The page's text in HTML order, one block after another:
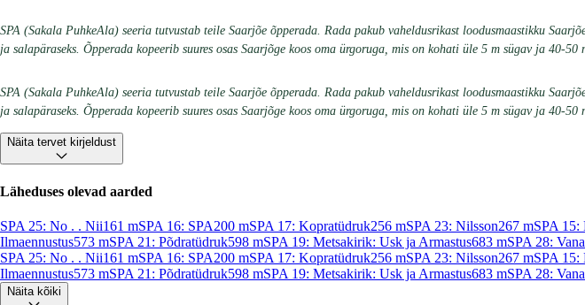
SPA (Sakala PuhkeAla) seeria tutvustab teile Saarjõe õpperada. Rada pakub vaheldusrikast loodusmaastikku
ja salapäraseks. Õpperada kopeerib suures osas Saarjõge koos oma ürgoruga, mis on kohati üle 5 m sügav ja 40-50
SPA (Sakala PuhkeAla) seeria tutvustab teile Saarjõe õpperada. Rada pakub vaheldusrikast loodusmaastikku
ja salapäraseks. Õpperada kopeerib suures osas Saarjõge koos oma ürgoruga, mis on kohati üle 5 m sügav ja 40-50
Näita tervet kirjeldust
Läheduses olevad aarded
SPA 25: No . . Nii161 mSPA 16: SPA200 mSPA 17: Kopratüdruk256 mSPA 23: Nilsson267 mSPA 15:
Ilmaennustus573 mSPA 21: Põdratüdruk598 mSPA 19: Metsakirik: Usk ja Armastus683 mSPA 28:
SPA 25: No . . Nii161 mSPA 16: SPA200 mSPA 17: Kopratüdruk256 mSPA 23: Nilsson267 mSPA 15:
Ilmaennustus573 mSPA 21: Põdratüdruk598 mSPA 19: Metsakirik: Usk ja Armastus683 mSPA 28:
Näita kõiki